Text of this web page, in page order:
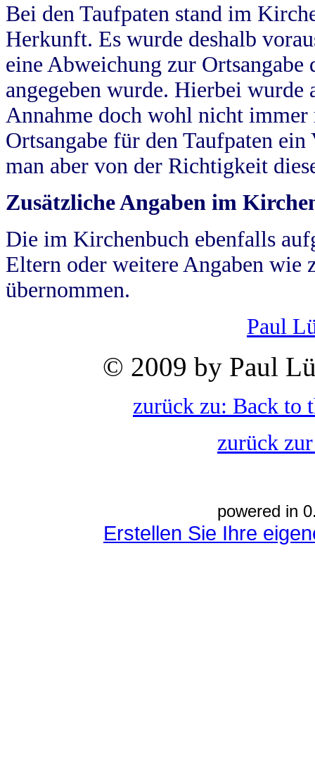
Bei den Taufpaten stand im
Herkunft. Es wurde deshalb
eine Abweichung zur
angegeben wurde. Hierbei wurde
Annahme doch wohl nicht
Ortsangabe für den Taufpaten
man aber von der Richtigkeit
Zusätzliche Angaben im
Die im Kirchenbuch ebenfalls
Eltern oder weitere Angaben wie
übernommen.
Paul
© 2009 by Paul
zurück zu: Back to
zurück
powered in
Erstellen Sie Ihre